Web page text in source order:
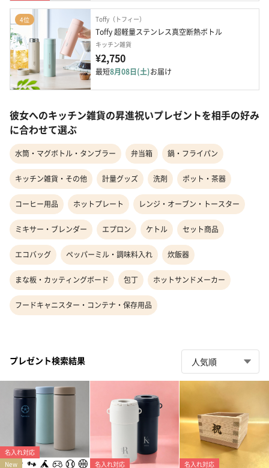
4位 Toffy（トフィー）
Toffy 超軽量ステンレス真空断熱ボトル
キッチン雑貨
¥2,750
最短8月08日(土)お届け
彼女へのキッチン雑貨の昇進祝いプレゼントを相手の好み
に合わせて選ぶ
水筒・マグボトル・タンブラー 弁当箱 鍋・フライパン
キッチン雑貨・その他 計量グッズ 洗剤 ポット・茶器
コーヒー用品 ホットプレート レンジ・オーブン・トースター
ミキサー・ブレンダー エプロン ケトル セット商品
エコバッグ ペッパーミル・調味料入れ 炊飯器
まな板・カッティングボード 包丁 ホットサンドメーカー
フードキャニスター・コンテナ・保存用品
プレゼント検索結果